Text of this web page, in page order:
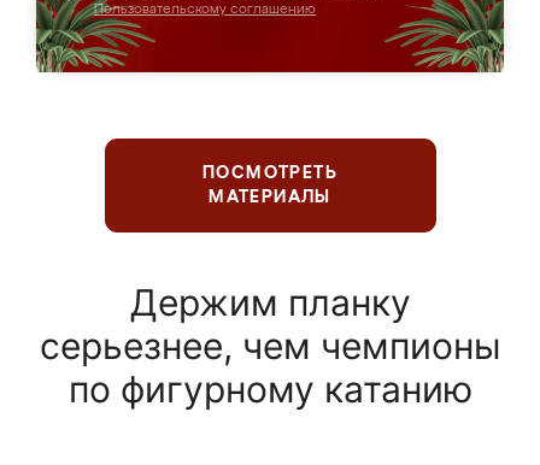
Пользовательскому соглашению
ПОСМОТРЕТЬ
МАТЕРИАЛЫ
Держим планку
серьезнее, чем чемпионы
по фигурному катанию